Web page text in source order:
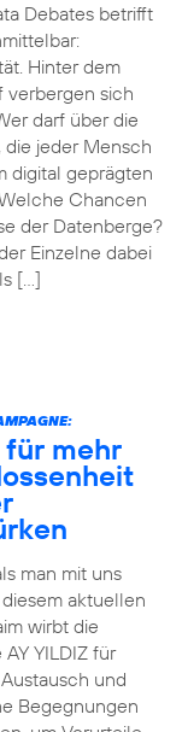
Debates betrifft
Hinter dem
verbergen sich
darf über die
jeder Mensch
digital geprägten
Chancen
der Datenberge?
Einzelne dabei
[…]
für mehr
man mit uns
aktuellen
wirbt die
YILDIZ für
und
Begegnungen